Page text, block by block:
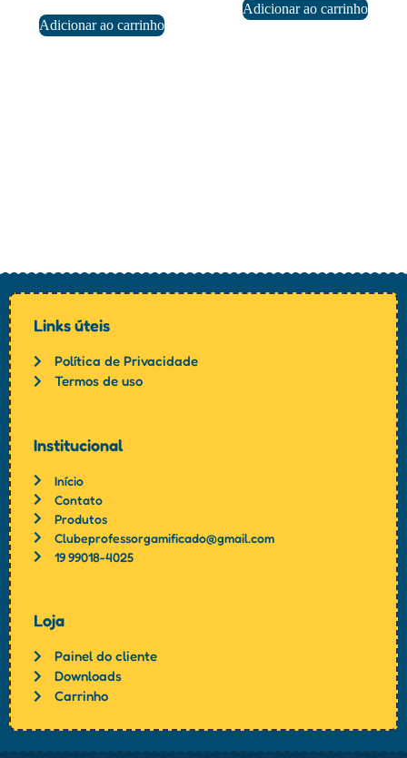
Adicionar ao carrinho
Adicionar ao carrinho
Links úteis
Política de Privacidade
Termos de uso
Institucional
Início
Contato
Produtos
Clubeprofessorgamificado@gmail.com
19 99018-4025
Loja
Painel do cliente
Downloads
Carrinho